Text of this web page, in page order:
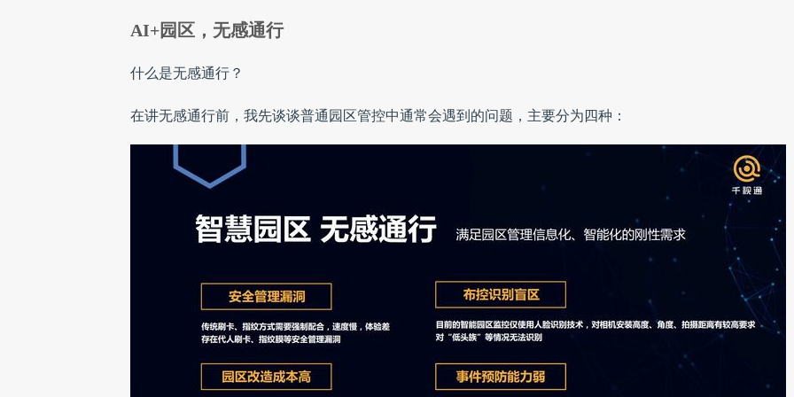
AI+园区，无感通行
什么是无感通行？
在讲无感通行前，我先谈谈普通园区管控中通常会遇到的问题，主要分为四种：